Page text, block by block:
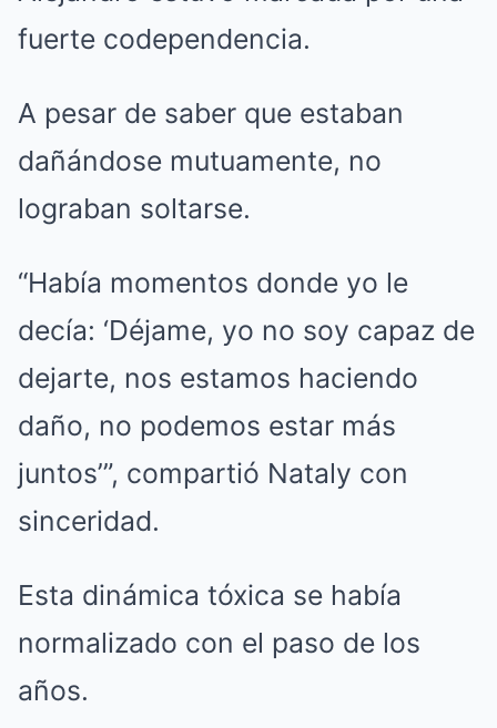
fuerte codependencia.
A pesar de saber que estaban
dañándose mutuamente, no
lograban soltarse.
“Había momentos donde yo le
decía: ‘Déjame, yo no soy capaz de
dejarte, nos estamos haciendo
daño, no podemos estar más
juntos’”, compartió Nataly con
sinceridad.
Esta dinámica tóxica se había
normalizado con el paso de los
años.